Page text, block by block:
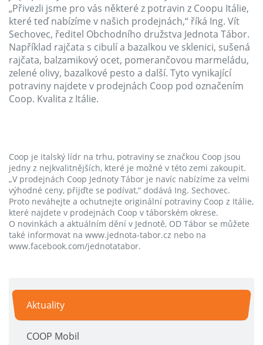
„Přivezli jsme pro vás některé z potravin z Coopu Itálie,
které teď nabízíme v našich prodejnách,“ říká Ing. Vít
Sechovec, ředitel Obchodního družstva Jednota Tábor.
Například rajčata s cibulí a bazalkou ve sklenici, sušená
rajčata, balzamikový ocet, pomerančovou marmeládu,
zelené olivy, bazalkové pesto a další. Tyto vynikající
potraviny najdete v prodejnách Coop pod označením
Coop. Kvalita z Itálie.
Coop je italský lídr na trhu, potraviny se značkou Coop jsou
jedny z nejkvalitnějších, které je možné v této zemi zakoupit.
„V prodejnách Coop Jednoty Tábor je navíc nabízíme za velmi
výhodné ceny, přijďte se podívat,“ dodává Ing. Sechovec.
Proto neváhejte a ochutnejte originální potraviny Coop z Itálie,
které najdete v prodejnách Coop v táborském okrese.
O novinkách a aktuálním dění v Jednotě, OD Tábor se můžete
také informovat na www.jednota-tabor.cz nebo na
www.facebook.com/jednotatabor.
Aktuality
COOP Mobil